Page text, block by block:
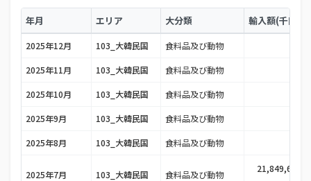
年月 エリア 大分類 輸入額(千円)
2025年12月 103_大韓民国 食料品及び動物
2025年11月 103_大韓民国 食料品及び動物
2025年10月 103_大韓民国 食料品及び動物
2025年9月 103_大韓民国 食料品及び動物
2025年8月 103_大韓民国 食料品及び動物
2025年7月 103_大韓民国 食料品及び動物
21,849,659千